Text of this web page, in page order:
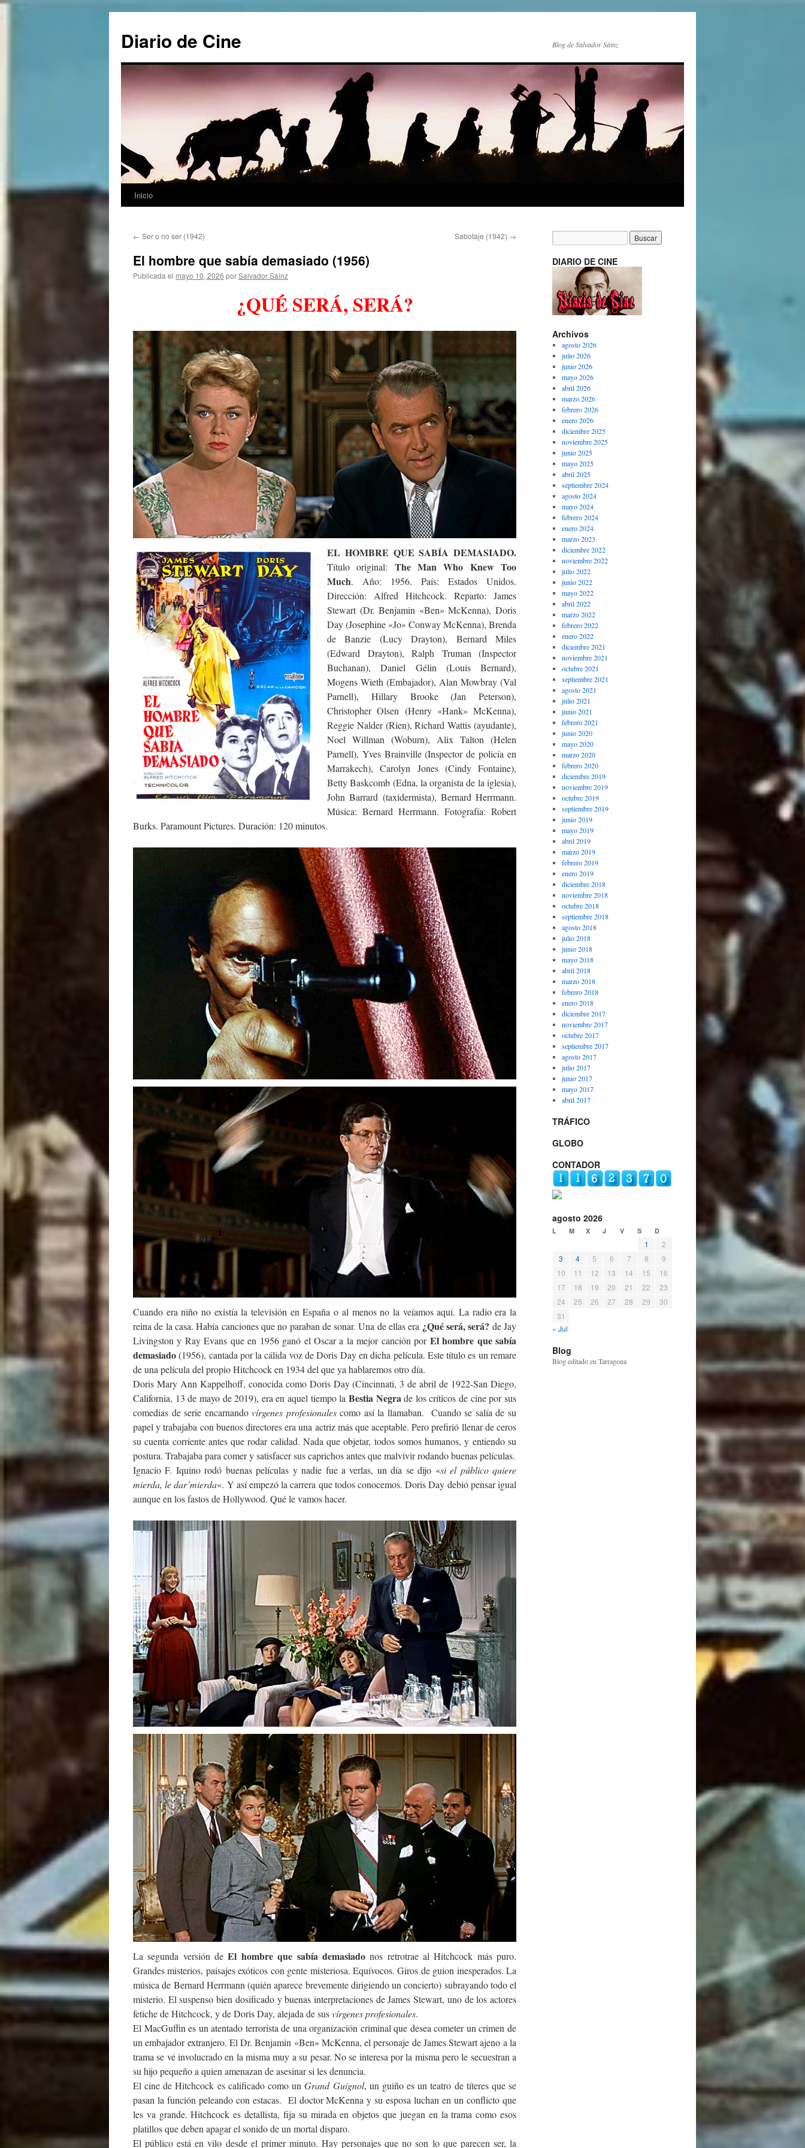
contenido
Diario de Cine Blog de Salvador Sáinz
Inicio
← Ser o no ser (1942) Sabotaje (1942) →
El hombre que sabía demasiado (1956)
Publicada el mayo 10, 2026 porSalvador Sáinz
¿QUÉ SERÁ, SERÁ?
EL HOMBRE QUE SABÍA DEMASIADO.
Título original: The Man Who Knew Too
Much. Año: 1956. País: Estados Unidos.
Dirección: Alfred Hitchcock. Reparto: James
Stewart (Dr. Benjamin «Ben» McKenna), Doris
Day (Josephine «Jo» Conway McKenna), Brenda
de Banzie (Lucy Drayton), Bernard Miles
(Edward Drayton), Ralph Truman (Inspector
Buchanan), Daniel Gélin (Louis Bernard),
Mogens Wieth (Embajador), Alan Mowbray (Val
Parnell), Hillary Brooke (Jan Peterson),
Christopher Olsen (Henry «Hank» McKenna),
Reggie Nalder (Rien), Richard Wattis (ayudante),
Noel Willman (Woburn), Alix Talton (Helen
Parnell), Yves Brainville (Inspector de policía en
Marrakech), Carolyn Jones (Cindy Fontaine),
Betty Baskcomb (Edna, la organista de la iglesia),
John Barrard (taxidermista), Bernard Herrmann.
Música: Bernard Herrmann. Fotografía: Robert
Burks. Paramount Pictures. Duración: 120 minutos.
Cuando era niño no existía la televisión en España o al menos no la veíamos aquí. La radio era la
reina de la casa. Había canciones que no paraban de sonar. Una de ellas era ¿Qué será, será? de Jay
Livingston y Ray Evans que en 1956 ganó el Oscar a la mejor canción por El hombre que sabía
demasiado(1956), cantada por la cálida voz de Doris Day en dicha película. Este título es un remare
de una película del propio Hitchcock en 1934 del que ya hablaremos otro día.
Doris Mary Ann Kappelhoff, conocida como Doris Day (Cincinnati, 3 de abril de 1922-San Diego,
California, 13 de mayo de 2019), era en aquel tiempo la Bestia Negra de los críticos de cine por sus
comedias de serie encarnandovírgenes profesionalescomo así la llamaban. Cuando se salía de su
papel y trabajaba con buenos directores era una actriz más que aceptable. Pero prefirió llenar de ceros
su cuenta corriente antes que rodar calidad. Nada que objetar, todos somos humanos, y entiendo su
postura. Trabajaba para comer y satisfacer sus caprichos antes que malvivir rodando buenas películas.
Ignacio F. Iquino rodó buenas películas y nadie fue a verlas, un día se dijo «si el público quiere
mierda, le dar´mierda«. Y así empezó la carrera que todos conocemos. Doris Day debió pensar igual
aunque en los fastos de Hollywood. Qué le vamos hacer.
La segunda versión deEl hombre que sabía demasiadonos retrotrae al Hitchcock más puro.
Grandes misterios, paisajes exóticos con gente misteriosa. Equívocos. Giros de guion inesperados. La
música de Bernard Herrmann (quién aparece brevemente dirigiendo un concierto) subrayando todo el
misterio. El suspenso bien dosificado y buenas interpretaciones de James Stewart, uno de los actores
fetiche de Hitchcock, y de Doris Day, alejada de susvírgenes profesionales.
El MacGuffin es un atentado terrorista de una organización criminal que desea cometer un crimen de
un embajador extranjero. El Dr. Benjamin «Ben» McKenna, el personaje de James Stewart ajeno a la
trama se vé involucrado en la misma muy a su pesar. No se interesa por la misma pero le secuestran a
su hijo pequeño a quien amenazan de asesinar si les denuncia.
El cine de Hitchcock es calificado como unGrand Guignol, un guiño es un teatro de títeres que se
pasan la función peleando con estacas. El doctor McKenna y su esposa luchan en un conflicto que
les va grande. Hitchcock es detallista, fija su mirada en objetos que juegan en la trama como esos
platillos que deben apagar el sonido de un mortal disparo.
El público está en vilo desde el primer minuto. Hay personajes que no son lo que parecen ser, la
DIARIO DE CINE
Archivos
agosto 2026
julio 2026
junio 2026
mayo 2026
abril 2026
marzo 2026
febrero 2026
enero 2026
diciembre 2025
noviembre 2025
junio 2025
mayo 2025
abril 2025
septiembre 2024
agosto 2024
mayo 2024
febrero 2024
enero 2024
marzo 2023
diciembre 2022
noviembre 2022
julio 2022
junio 2022
mayo 2022
abril 2022
marzo 2022
febrero 2022
enero 2022
diciembre 2021
noviembre 2021
octubre 2021
septiembre 2021
agosto 2021
julio 2021
junio 2021
febrero 2021
junio 2020
mayo 2020
marzo 2020
febrero 2020
diciembre 2019
noviembre 2019
octubre 2019
septiembre 2019
junio 2019
mayo 2019
abril 2019
marzo 2019
febrero 2019
enero 2019
diciembre 2018
noviembre 2018
octubre 2018
septiembre 2018
agosto 2018
julio 2018
junio 2018
mayo 2018
abril 2018
marzo 2018
febrero 2018
enero 2018
diciembre 2017
noviembre 2017
octubre 2017
septiembre 2017
agosto 2017
julio 2017
junio 2017
mayo 2017
abril 2017
TRÁFICO
GLOBO
CONTADOR
agosto 2026
L M X J V S D
1
2
3
4 5 6 7 8
9
10
11 12 13 14 15
16
17
18 19 20 21 22
23
24
25 26 27 28 29
30
31
« Jul
Blog
Blog editado en Tarragona